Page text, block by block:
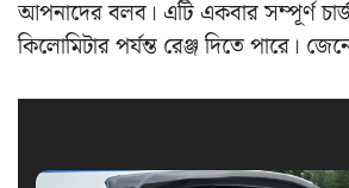
আপনাদের বলব। এটি একবার সম্পূর্ণ
কিলোমিটার পর্যন্ত রেঞ্জ দিতে পারে।